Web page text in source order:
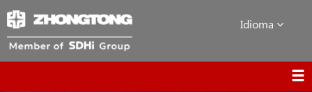
Idioma